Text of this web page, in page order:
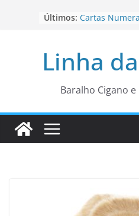
Últimos: Cartas
para está fase
Os Naipes no
Cartas da
Linha
Baralho Cigano